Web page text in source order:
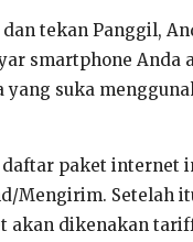
tekan Panggil,
smartphone
yang suka
paket internet
Mengirim. Setelah
dikenakan